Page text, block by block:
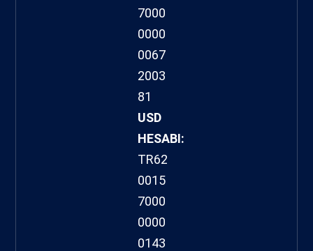
7000
0000
0067
2003
81
USD
HESABI:
TR62
0015
7000
0000
0143